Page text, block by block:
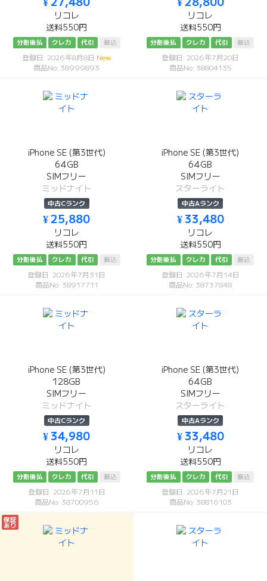
リコレ
送料550円
分割後払 クレカ 代引 振込
登録日: 2026年8月8日 New
商品No: 38999893
リコレ
送料550円
分割後払 クレカ 代引 振込
登録日: 2026年7月20日
商品No: 38804135
iPhone SE (第3世代)
64GB
SIMフリー
ミッドナイト
中古Cランク
¥ 25,880
リコレ
送料550円
分割後払 クレカ 代引 振込
登録日: 2026年7月31日
商品No: 38917711
iPhone SE (第3世代)
64GB
SIMフリー
スターライト
中古Aランク
¥ 33,480
リコレ
送料550円
分割後払 クレカ 代引 振込
登録日: 2026年7月14日
商品No: 38737848
iPhone SE (第3世代)
128GB
SIMフリー
ミッドナイト
中古Cランク
¥ 34,980
リコレ
送料550円
分割後払 クレカ 代引 振込
登録日: 2026年7月11日
商品No: 38700956
iPhone SE (第3世代)
64GB
SIMフリー
スターライト
中古Aランク
¥ 33,480
リコレ
送料550円
分割後払 クレカ 代引 振込
登録日: 2026年7月21日
商品No: 38816103
保証
あり